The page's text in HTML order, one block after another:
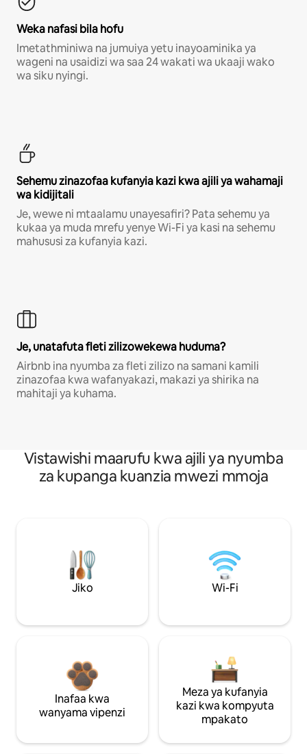
Weka nafasi bila hofu
Imetathminiwa na jumuiya yetu inayoaminika ya
wageni na usaidizi wa saa 24 wakati wa ukaaji wako
wa siku nyingi.
Sehemu zinazofaa kufanyia kazi kwa ajili ya wahamaji
wa kidijitali
Je, wewe ni mtaalamu unayesafiri? Pata sehemu ya
kukaa ya muda mrefu yenye Wi-Fi ya kasi na sehemu
mahususi za kufanyia kazi.
Je, unatafuta fleti zilizowekewa huduma?
Airbnb ina nyumba za fleti zilizo na samani kamili
zinazofaa kwa wafanyakazi, makazi ya shirika na
mahitaji ya kuhama.
Vistawishi maarufu kwa ajili ya nyumba
za kupanga kuanzia mwezi mmoja
Jiko Wi-Fi
Inafaa kwa
wanyama vipenzi
Meza ya kufanyia
kazi kwa kompyuta
mpakato